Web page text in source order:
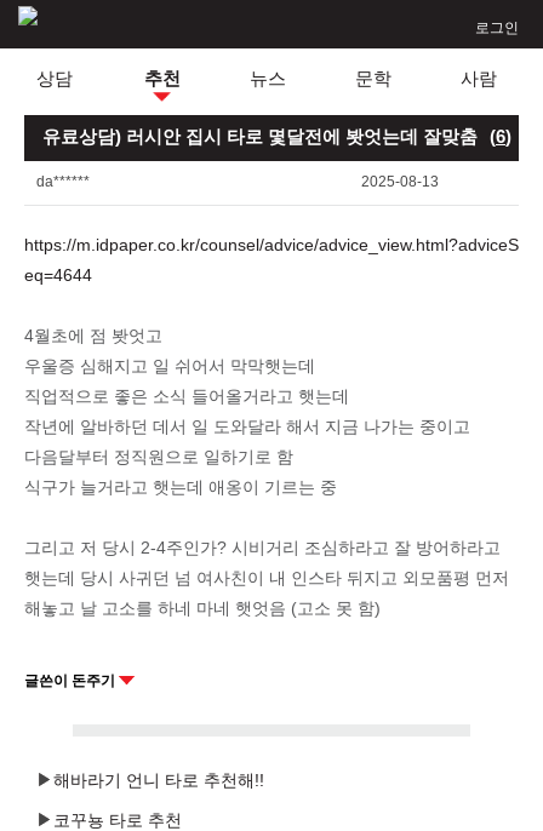
로그인
상담 추천 뉴스 문학 사람
유료상담) 러시안 집시 타로 몇달전에 봣엇는데 잘맞춤 (6)
da****** 2025-08-13
https://m.idpaper.co.kr/counsel/advice/advice_view.html?adviceS
eq=4644
4월초에 점 봣엇고
우울증 심해지고 일 쉬어서 막막햇는데
직업적으로 좋은 소식 들어올거라고 햇는데
작년에 알바하던 데서 일 도와달라 해서 지금 나가는 중이고
다음달부터 정직원으로 일하기로 함
식구가 늘거라고 햇는데 애옹이 기르는 중
그리고 저 당시 2-4주인가? 시비거리 조심하라고 잘 방어하라고
햇는데 당시 사귀던 넘 여사친이 내 인스타 뒤지고 외모품평 먼저
해놓고 날 고소를 하네 마네 햇엇음 (고소 못 함)
글쓴이 돈주기
해바라기 언니 타로 추천해!!
코꾸뇽 타로 추천